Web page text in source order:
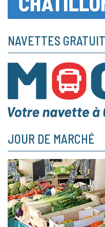
NAVETTES
JOUR DE MARCHÉ